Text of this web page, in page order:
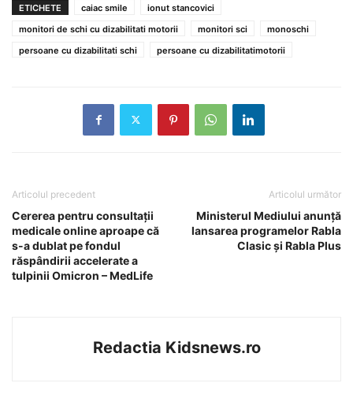
ETICHETE caiac smile
ionut stancovici
monitori de schi cu dizabilitati motorii
monitori sci
monoschi
persoane cu dizabilitati schi
persoane cu dizabilitatimotorii
Articolul precedent
Cererea pentru consultații
medicale online aproape că
s-a dublat pe fondul
răspândirii accelerate a
tulpinii Omicron – MedLife
Articolul următor
Ministerul Mediului anunţă
lansarea programelor Rabla
Clasic şi Rabla Plus
Redactia Kidsnews.ro